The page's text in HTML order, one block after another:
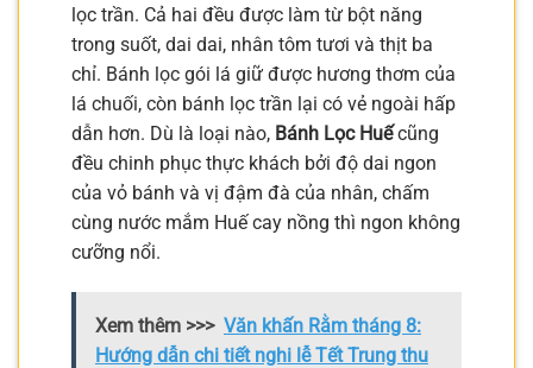
lọc trần. Cả hai đều được làm từ bột năng
trong suốt, dai dai, nhân tôm tươi và thịt ba
chỉ. Bánh lọc gói lá giữ được hương thơm của
lá chuối, còn bánh lọc trần lại có vẻ ngoài hấp
dẫn hơn. Dù là loại nào, Bánh Lọc Huếcũng
đều chinh phục thực khách bởi độ dai ngon
của vỏ bánh và vị đậm đà của nhân, chấm
cùng nước mắm Huế cay nồng thì ngon không
cưỡng nổi.
Xem thêm >>> Văn khấn Rằm tháng 8:
Hướng dẫn chi tiết nghi lễ Tết Trung thu